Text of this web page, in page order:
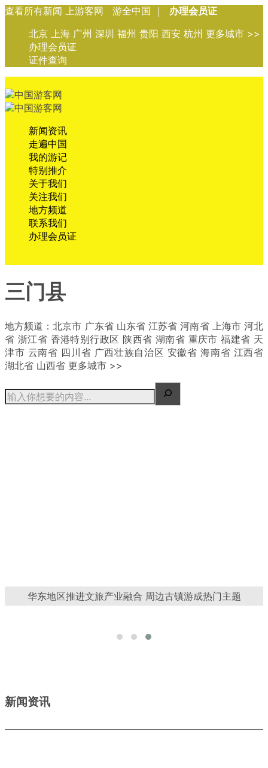
查看所有新闻 上游客网 游全中国 ｜
办理会员证
北京 上海 广州 深圳 福州 贵阳 西安 杭州 更多城市 >>
办理会员证
证件查询
新闻资讯
走遍中国
我的游记
特别推介
关于我们
关注我们
地方频道
联系我们
办理会员证
三门县
地方频道：北京市 广东省 山东省 江苏省 河南省 上海市 河北
省 浙江省 香港特别行政区 陕西省 湖南省 重庆市 福建省 天
津市 云南省 四川省 广西壮族自治区 安徽省 海南省 江西省
湖北省 山西省 更多城市 >>
华东地区推进文旅产业融合 周边古镇游成热门主题
新闻资讯